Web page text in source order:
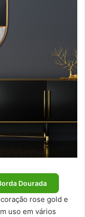
Dourada
rose gold e
uso em vários